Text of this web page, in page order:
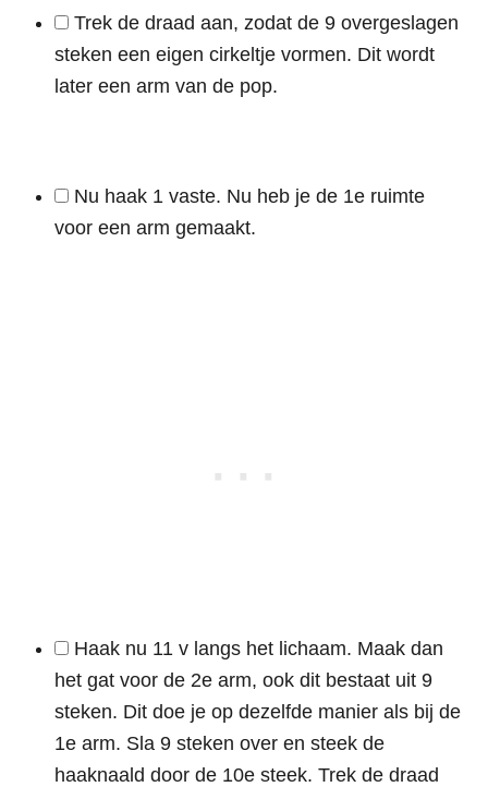
Trek de draad aan, zodat de 9 overgeslagen
steken een eigen cirkeltje vormen. Dit wordt
later een arm van de pop.
Nu haak 1 vaste. Nu heb je de 1e ruimte
voor een arm gemaakt.
Haak nu 11 v langs het lichaam. Maak dan
het gat voor de 2e arm, ook dit bestaat uit 9
steken. Dit doe je op dezelfde manier als bij de
1e arm. Sla 9 steken over en steek de
haaknaald door de 10e steek. Trek de draad